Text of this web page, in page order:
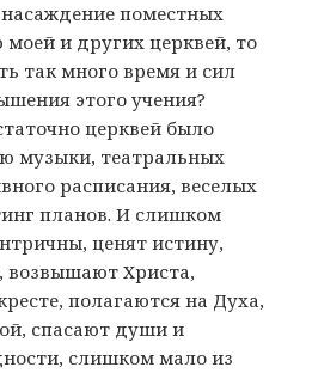
поместных
и других церквей, то
так много время и сил
этого учения?
церквей было
музыки, театральных
расписания, веселых
планов. И слишком
ценят истину,
возвышают Христа,
полагаются на Духа,
спасают души и
слишком мало из